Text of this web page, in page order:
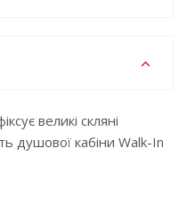
великі скляні
душової кабіни Walk-In